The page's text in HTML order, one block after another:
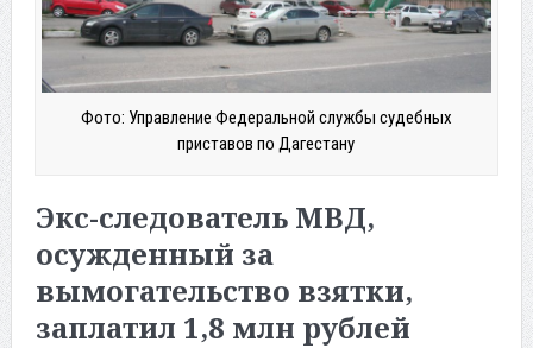
Фото: Управление Федеральной службы судебных
приставов по Дагестану
Экс-следователь МВД,
осужденный за
вымогательство взятки,
заплатил 1,8 млн рублей